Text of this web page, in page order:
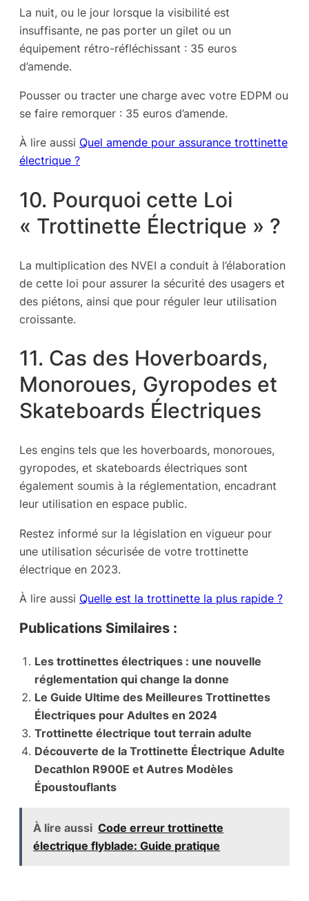
La nuit, ou le jour lorsque la visibilité est
insuffisante, ne pas porter un gilet ou un
équipement rétro-réfléchissant : 35 euros
d’amende.
Pousser ou tracter une charge avec votre EDPM ou
se faire remorquer : 35 euros d’amende.
À lire aussi Quel amende pour assurance trottinette
électrique ?
10. Pourquoi cette Loi
« Trottinette Électrique » ?
La multiplication des NVEI a conduit à l’élaboration
de cette loi pour assurer la sécurité des usagers et
des piétons, ainsi que pour réguler leur utilisation
croissante.
11. Cas des Hoverboards,
Monoroues, Gyropodes et
Skateboards Électriques
Les engins tels que les hoverboards, monoroues,
gyropodes, et skateboards électriques sont
également soumis à la réglementation, encadrant
leur utilisation en espace public.
Restez informé sur la législation en vigueur pour
une utilisation sécurisée de votre trottinette
électrique en 2023.
À lire aussi Quelle est la trottinette la plus rapide ?
Publications Similaires :
Les trottinettes électriques : une nouvelle
réglementation qui change la donne
Le Guide Ultime des Meilleures Trottinettes
Électriques pour Adultes en 2024
Trottinette électrique tout terrain adulte
Découverte de la Trottinette Électrique Adulte
Decathlon R900E et Autres Modèles
Époustouflants
À lire aussi Code erreur trottinette
électrique flyblade: Guide pratique